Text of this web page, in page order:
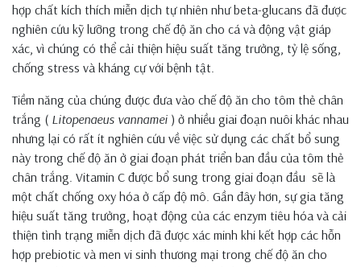
hợp chất kích thích miễn dịch tự nhiên như beta-glucans đã được
nghiên cứu kỹ lưỡng trong chế độ ăn cho cá và động vật giáp
xác, vì chúng có thể cải thiện hiệu suất tăng trưởng, tỷ lệ sống,
chống stress và kháng cự với bệnh tật.
Tiềm năng của chúng được đưa vào chế độ ăn cho tôm thẻ chân
trắng ( Litopenaeus vannamei ) ở nhiều giai đoạn nuôi khác nhau
nhưng lại có rất ít nghiên cứu về việc sử dụng các chất bổ sung
này trong chế độ ăn ở giai đoạn phát triển ban đầu của tôm thẻ
chân trắng. Vitamin C được bổ sung trong giai đoạn đầu sẽ là
một chất chống oxy hóa ở cấp độ mô. Gần đây hơn, sự gia tăng
hiệu suất tăng trưởng, hoạt động của các enzym tiêu hóa và cải
thiện tình trạng miễn dịch đã được xác minh khi kết hợp các hỗn
hợp prebiotic và men vi sinh thương mại trong chế độ ăn cho